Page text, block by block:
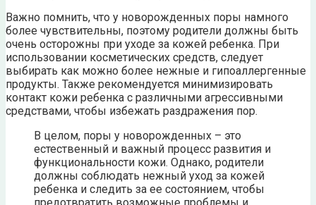
Важно помнить, что у новорожденных поры намного
более чувствительны, поэтому родители должны быть
очень осторожны при уходе за кожей ребенка. При
использовании косметических средств, следует
выбирать как можно более нежные и гипоаллергенные
продукты. Также рекомендуется минимизировать
контакт кожи ребенка с различными агрессивными
средствами, чтобы избежать раздражения пор.
В целом, поры у новорожденных – это
естественный и важный процесс развития и
функциональности кожи. Однако, родители
должны соблюдать нежный уход за кожей
ребенка и следить за ее состоянием, чтобы